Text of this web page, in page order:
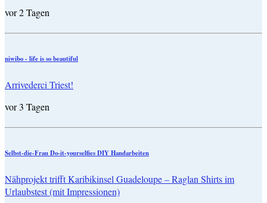
vor 2 Tagen
niwibo - life is so beautiful
Arrivederci Triest!
vor 3 Tagen
Selbst-die-Frau Do-it-yourselfies DIY Handarbeiten
Nähprojekt trifft Karibikinsel Guadeloupe – Raglan Shirts im
Urlaubstest (mit Impressionen)